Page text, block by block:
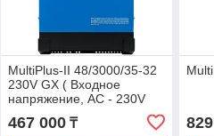
MultiPlus-II 48/3000/35-32
230V GX ( Входное
напряжение, AC - 230V
Sinewave, Выходное
напряжение, DC - 48)
467 000₸